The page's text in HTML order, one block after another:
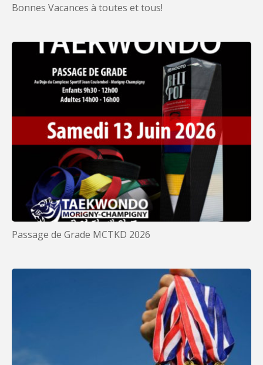
Bonnes Vacances à toutes et tous!
Passage de Grade MCTKD 2026